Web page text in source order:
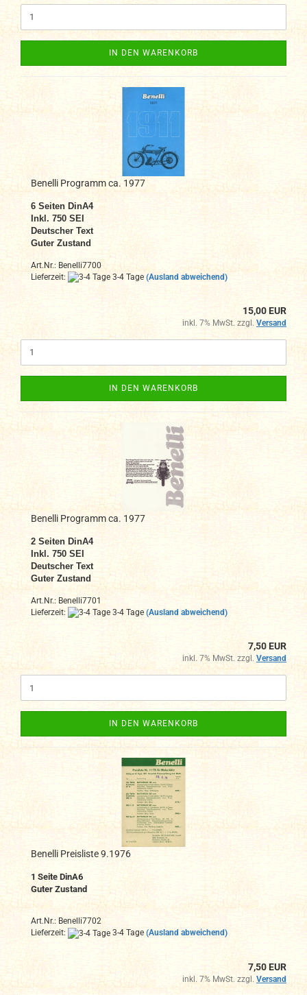
IN DEN WARENKORB
Benelli Programm ca. 1977
6 Seiten DinA4
Inkl. 750 SEI
Deutscher Text
Guter Zustand
Art.Nr.: Benelli7700
Lieferzeit:
3-4 Tage (Ausland abweichend)
15,00 EUR
inkl. 7% MwSt. zzgl.Versand
IN DEN WARENKORB
Benelli Programm ca. 1977
2 Seiten DinA4
Inkl. 750 SEI
Deutscher Text
Guter Zustand
Art.Nr.: Benelli7701
Lieferzeit:
3-4 Tage (Ausland abweichend)
7,50 EUR
inkl. 7% MwSt. zzgl. Versand
IN DEN WARENKORB
Benelli Preisliste 9.1976
1 Seite DinA6
Guter Zustand
Art.Nr.: Benelli7702
Lieferzeit:
3-4 Tage (Ausland abweichend)
7,50 EUR
inkl. 7% MwSt. zzgl. Versand